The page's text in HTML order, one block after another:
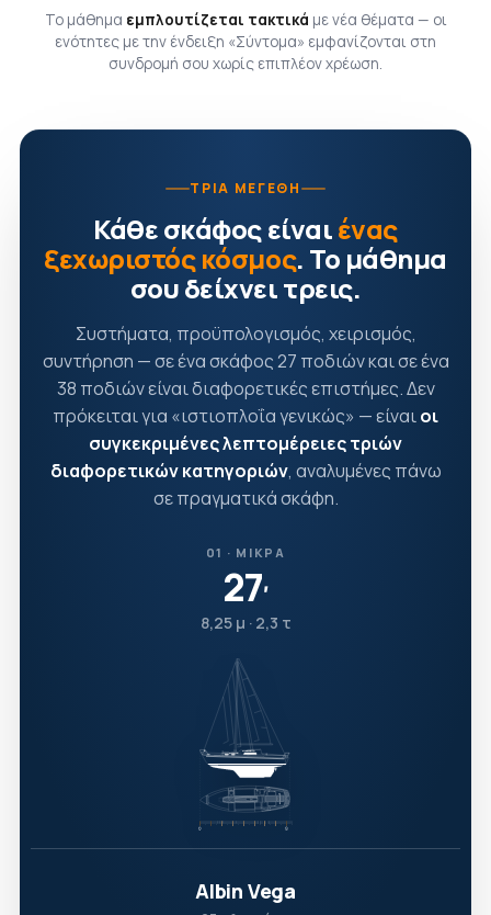
Το μάθημα εμπλουτίζεται τακτικά με νέα θέματα — οι
ενότητες με την ένδειξη «Σύντομα» εμφανίζονται στη
συνδρομή σου χωρίς επιπλέον χρέωση.
ΤΡΊΑ ΜΕΓΈΘΗ
Κάθε σκάφος είναιένας
ξεχωριστός κόσμος. Το μάθημα
σου δείχνει τρεις.
Συστήματα, προϋπολογισμός, χειρισμός,
συντήρηση — σε ένα σκάφος 27 ποδιών και σε ένα
38 ποδιών είναι διαφορετικές επιστήμες. Δεν
πρόκειται για «ιστιοπλοΐα γενικώς» — είναιοι
συγκεκριμένες λεπτομέρειες τριών
διαφορετικών κατηγοριών, αναλυμένες πάνω
σε πραγματικά σκάφη.
01 · ΜΙΚΡΆ
27′
8,25 μ · 2,3 τ
Albin Vega